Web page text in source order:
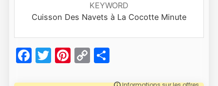
KEYWORD
Cuisson Des Navets à La Cocotte Minute
Facebook
Twitter
Pinterest
Copy